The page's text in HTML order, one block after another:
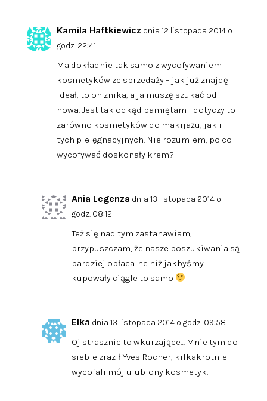
Kamila Haftkiewicz dnia 12 listopada 2014 o
godz. 22:41
Ma dokładnie tak samo z wycofywaniem
kosmetyków ze sprzedaży – jak już znajdę
ideał, to on znika, a ja muszę szukać od
nowa. Jest tak odkąd pamiętam i dotyczy to
zarówno kosmetyków do makijażu, jak i
tych pielęgnacyjnych. Nie rozumiem, po co
wycofywać doskonały krem?
Ania Legenza dnia 13 listopada 2014 o
godz. 08:12
Też się nad tym zastanawiam,
przypuszczam, że nasze poszukiwania są
bardziej opłacalne niż jakbyśmy
kupowały ciągle to samo
Elka dnia 13 listopada 2014 o godz. 09:58
Oj strasznie to wkurzające… Mnie tym do
siebie zraził Yves Rocher, kilkakrotnie
wycofali mój ulubiony kosmetyk.